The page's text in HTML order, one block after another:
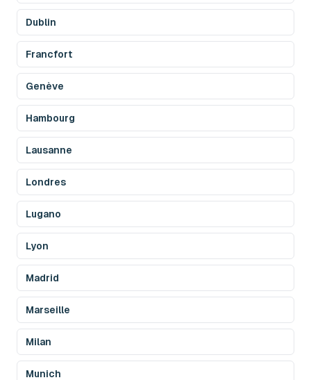
Dublin
Francfort
Genève
Hambourg
Lausanne
Londres
Lugano
Lyon
Madrid
Marseille
Milan
Munich